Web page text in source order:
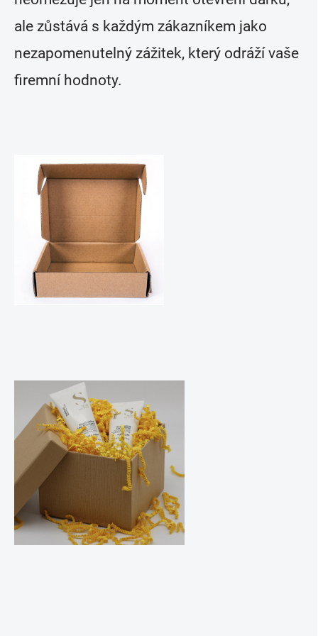
ale zůstává s každým zákazníkem jako
nezapomenutelný zážitek, který odráží vaše
firemní hodnoty.